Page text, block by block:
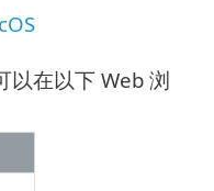
以在以下 Web 浏